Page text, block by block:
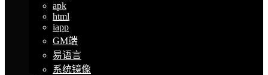
apk
html
iapp
GM端
易语言
系统镜像